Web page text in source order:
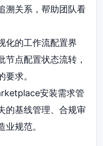
溯关系，帮助团队看
化的工作流配置界
节点配置状态流转，
求。
安装需求管
的基线管理、合规审
规范。